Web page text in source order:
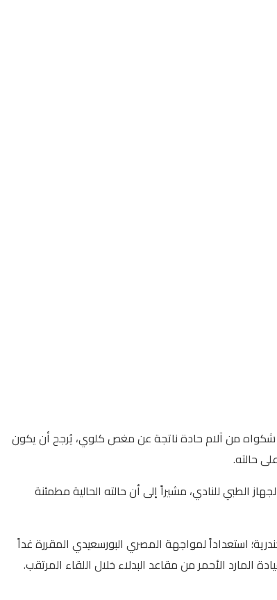
شكواه من آلام حادة ناتجة عن مغص كلوي، يُرجح أن يكون
حالته.
الطبي للنادي، مشيراً إلى أن حالته الحالية مطمئنة
استعداداً لمواجهة المصري البورسعيدي المقررة غداً
المارد الأحمر من مقاعد البدلاء خلال اللقاء المرتقب.